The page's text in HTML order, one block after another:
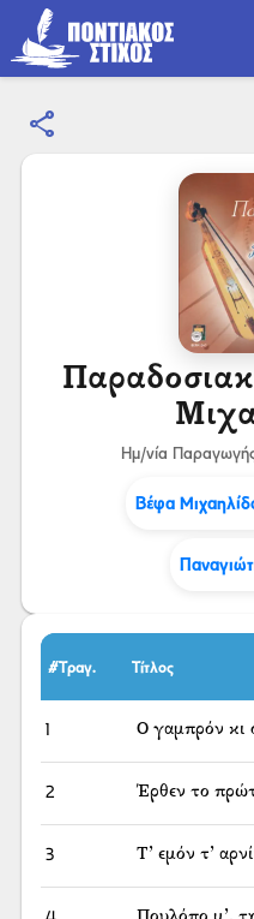
share
Ημ/νία
Βέφα
#Τραγ. Τίτλος
1 Ο γαμπρόν κι
2 Έρθεν το
3 Τ’ εμόν τ’